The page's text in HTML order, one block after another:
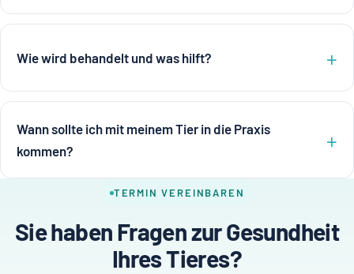
Wie wird behandelt und was hilft?
Wann sollte ich mit meinem Tier in die Praxis
kommen?
TERMIN VEREINBAREN
Sie haben Fragen zur Gesundheit
Ihres Tieres?